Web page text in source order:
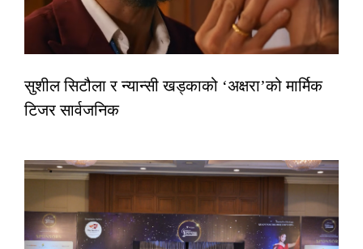
सुशील सिटौला र न्यान्सी खड्काको ‘अक्षरा’को मार्मिक
टिजर सार्वजनिक